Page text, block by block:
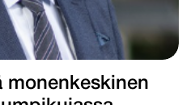
monenkeskinen